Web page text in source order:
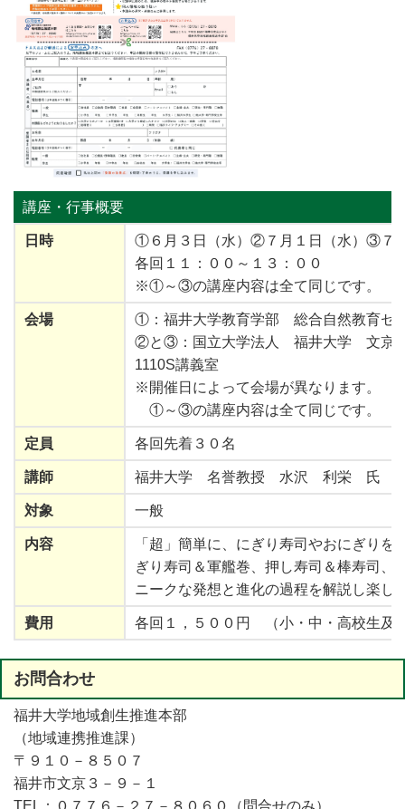
講座・行事概要
日時
①６月３日（水）②７月１日（水）③７
各回１１：００～１３：００
※①～③の講座内容は全て同じです。
会場
①：福井大学教育学部 総合自然教育セ
②と③：国立大学法人 福井大学 文
1110S講義室
※開催日によって会場が異なります。
①～③の講座内容は全て同じです。
定員 各回先着３０名
講師 福井大学 名誉教授 水沢 利栄 氏
対象 一般
内容 「 超 」 簡単に、にぎり 寿司 やおにぎりを
ぎり 寿司 ＆軍艦巻 押 し寿司 ＆棒寿司
ニークな発想と進化の過程を解説 し楽 し
費用 各回１，５００円 （小・中・高校生及
お問合わせ
福井大学地域創生推進本部
（地域連携推進課）
〒９１０－８５０７
福井市文京３－９－１
TEL：０７７６－２７－８０６０（問合せのみ）